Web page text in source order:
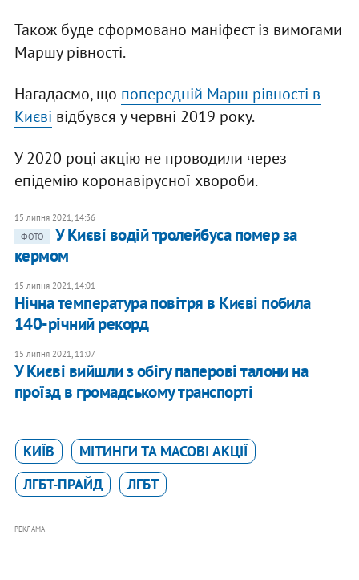
Також буде сформовано маніфест із вимогами
Маршу рівності.
Нагадаємо, що попередній Марш рівності в
Києві відбувся у червні 2019 року.
У 2020 році акцію не проводили через
епідемію коронавірусної хвороби.
15 липня 2021, 14:36
ФОТО
У Києві водій тролейбуса помер за
кермом
15 липня 2021, 14:01
Нічна температура повітря в Києві побила
140-річний рекорд
15 липня 2021, 11:07
У Києві вийшли з обігу паперові талони на
проїзд в громадському транспорті
КИЇВ
МІТИНГИ ТА МАСОВІ АКЦІЇ
ЛГБТ-ПРАЙД
ЛГБТ
РЕКЛАМА